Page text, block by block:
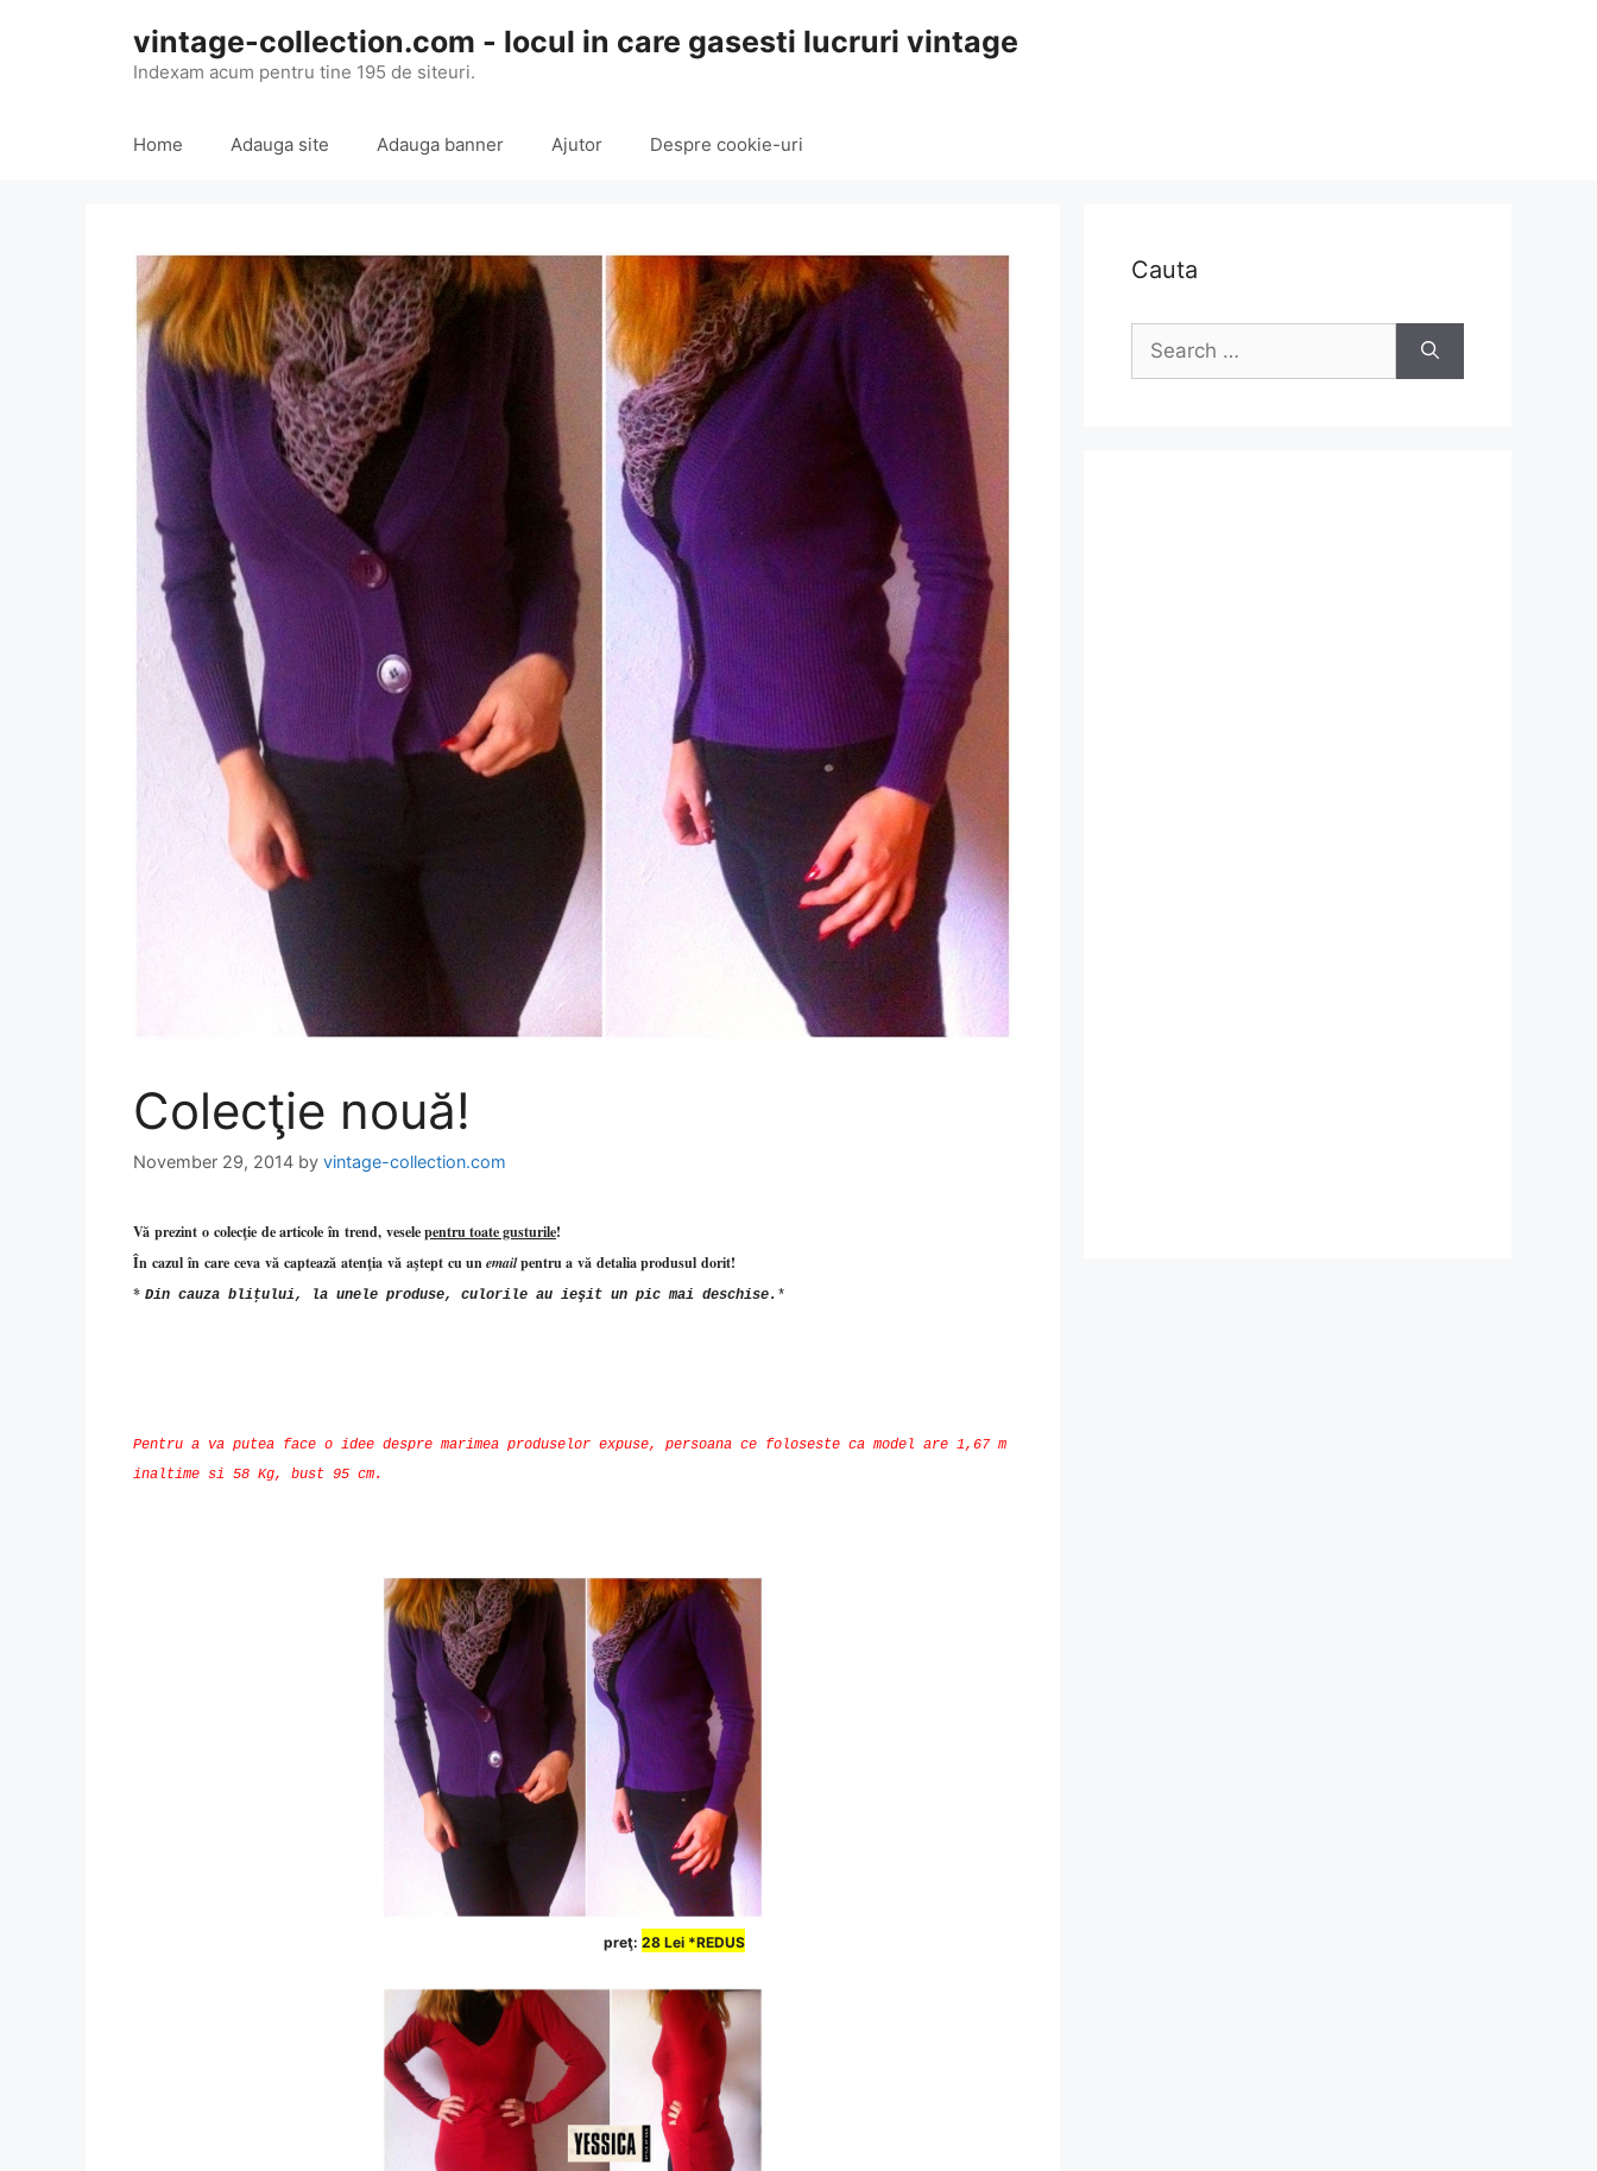
vintage-collection.com - locul in care gasesti lucruri vintage
Indexam acum pentru tine 195 de siteuri.
Home Adauga site Adauga banner Ajutor Despre cookie-uri
Colecţie nouă!
November 29, 2014 by vintage-collection.com
Vă prezint o colecţie de articole în trend, veselepentru toate gusturile!
În cazul în care ceva vă captează atenţia vă aştept cu unemailpentru a vă detalia produsul dorit!
* Din cauza bliţului, la unele produse, culorile au ieşit un pic mai deschise. *
Pentru a va putea face o idee despre marimea produselor expuse, persoana ce foloseste ca model are 1,67 m
inaltime si 58 Kg, bust 95 cm.
preţ: 28 Lei *REDUS
Cauta
Search
for: